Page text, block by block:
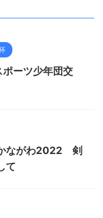
ーツ少年団交
ながわ2022 剣
て